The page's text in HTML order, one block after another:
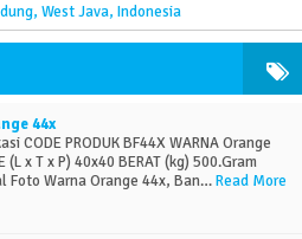
West Java, Indonesia
44x
CODE PRODUK BF44X WARNA Orange
(L x T x P) 40x40 BERAT (kg) 500.Gram
Foto Warna Orange 44x, Ban…Read More